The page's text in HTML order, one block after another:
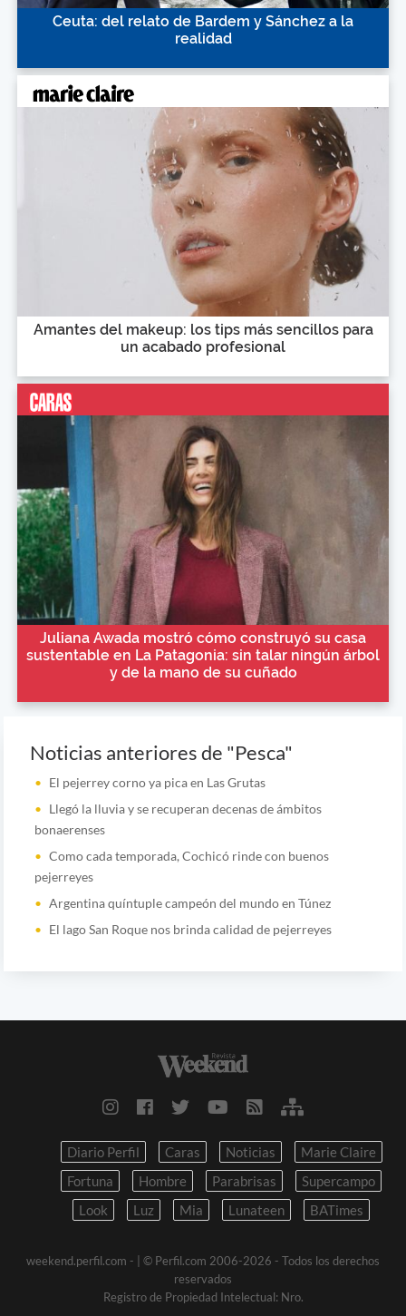
Ceuta: del relato de Bardem y Sánchez a la
realidad
Amantes del makeup: los tips más sencillos para
un acabado profesional
Juliana Awada mostró cómo construyó su casa
sustentable en La Patagonia: sin talar ningún árbol
y de la mano de su cuñado
Noticias anteriores de "Pesca"
El pejerrey corno ya pica en Las Grutas
Llegó la lluvia y se recuperan decenas de ámbitos
bonaerenses
Como cada temporada, Cochicó rinde con buenos
pejerreyes
Argentina quíntuple campeón del mundo en Túnez
El lago San Roque nos brinda calidad de pejerreyes
Diario Perfil Caras Noticias
Marie Claire
Fortuna
Hombre Parabrisas
Supercampo
Look
Luz Mia Lunateen BATimes
weekend.perfil.com -
| © Perfil.com 2006-2026 - Todos los derechos
reservados
Registro de Propiedad Intelectual: Nro.